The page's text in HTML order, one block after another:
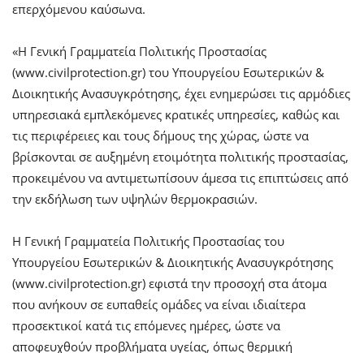
επερχόμενου καύσωνα.
«Η Γενική Γραμματεία Πολιτικής Προστασίας
(www.civilprotection.gr) του Υπουργείου Εσωτερικών &
Διοικητικής Ανασυγκρότησης, έχει ενημερώσει τις αρμόδιες
υπηρεσιακά εμπλεκόμενες κρατικές υπηρεσίες, καθώς και
τις περιφέρειες και τους δήμους της χώρας, ώστε να
βρίσκονται σε αυξημένη ετοιμότητα πολιτικής προστασίας,
προκειμένου να αντιμετωπίσουν άμεσα τις επιπτώσεις από
την εκδήλωση των υψηλών θερμοκρασιών.
Η Γενική Γραμματεία Πολιτικής Προστασίας του
Υπουργείου Εσωτερικών & Διοικητικής Ανασυγκρότησης
(www.civilprotection.gr) εφιστά την προσοχή στα άτομα
που ανήκουν σε ευπαθείς ομάδες να είναι ιδιαίτερα
προσεκτικοί κατά τις επόμενες ημέρες, ώστε να
αποφευχθούν προβλήματα υγείας, όπως θερμική